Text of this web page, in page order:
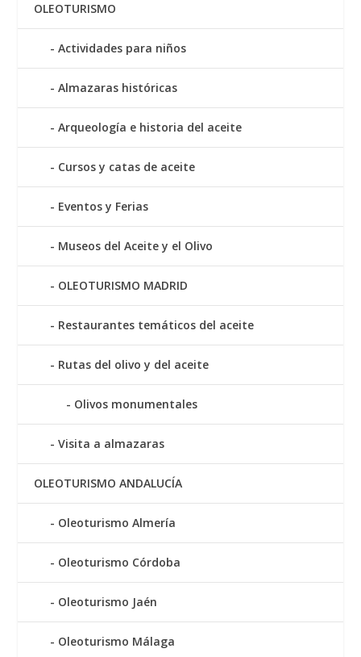
OLEOTURISMO
Actividades para niños
Almazaras históricas
Arqueología e historia del aceite
Cursos y catas de aceite
Eventos y Ferias
Museos del Aceite y el Olivo
OLEOTURISMO MADRID
Restaurantes temáticos del aceite
Rutas del olivo y del aceite
Olivos monumentales
Visita a almazaras
OLEOTURISMO ANDALUCÍA
Oleoturismo Almería
Oleoturismo Córdoba
Oleoturismo Jaén
Oleoturismo Málaga